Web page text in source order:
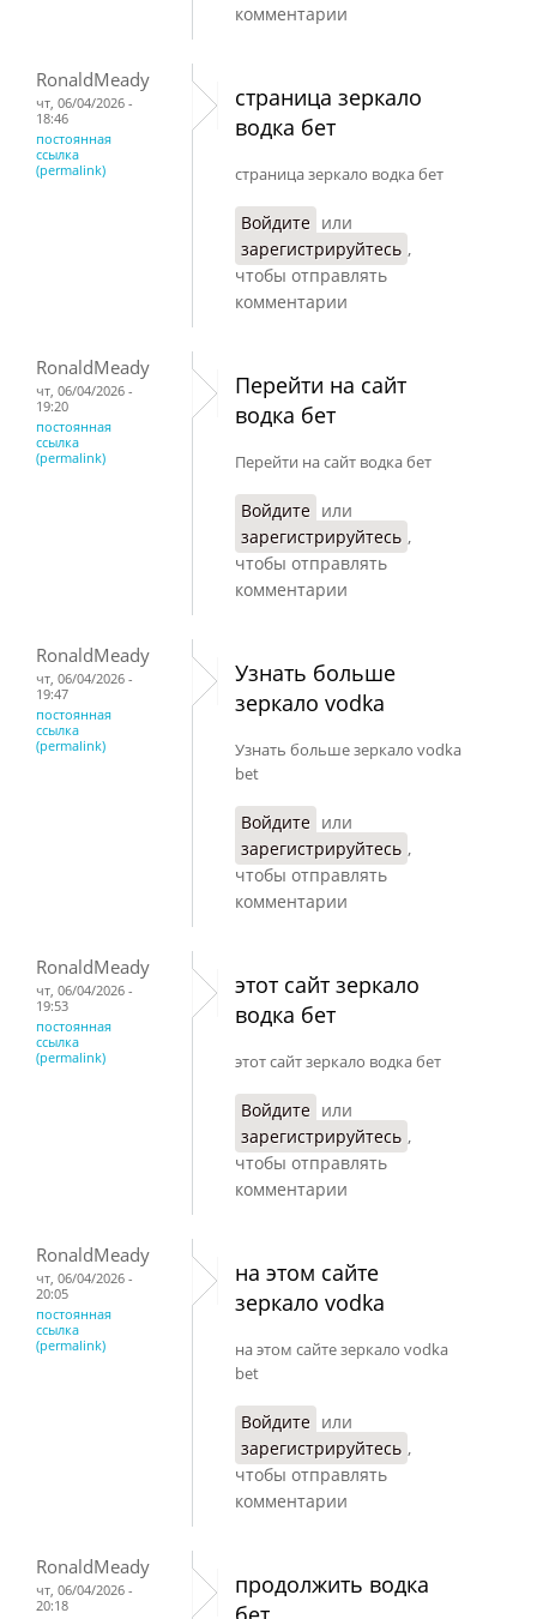
комментарии
RonaldMeady
чт, 06/04/2026 -
18:46
постоянная
ссылка
(permalink)
страница зеркало
водка бет
страница зеркало водка бет
Войдите или
зарегистрируйтесь ,
чтобы отправлять
комментарии
RonaldMeady
чт, 06/04/2026 -
19:20
постоянная
ссылка
(permalink)
Перейти на сайт
водка бет
Перейти на сайт водка бет
Войдите или
зарегистрируйтесь ,
чтобы отправлять
комментарии
RonaldMeady
чт, 06/04/2026 -
19:47
постоянная
ссылка
(permalink)
Узнать больше
зеркало vodka
Узнать больше зеркало vodka
bet
Войдите или
зарегистрируйтесь ,
чтобы отправлять
комментарии
RonaldMeady
чт, 06/04/2026 -
19:53
постоянная
ссылка
(permalink)
этот сайт зеркало
водка бет
этот сайт зеркало водка бет
Войдите или
зарегистрируйтесь ,
чтобы отправлять
комментарии
RonaldMeady
чт, 06/04/2026 -
20:05
постоянная
ссылка
(permalink)
на этом сайте
зеркало vodka
на этом сайте зеркало vodka
bet
Войдите или
зарегистрируйтесь ,
чтобы отправлять
комментарии
RonaldMeady
чт, 06/04/2026 -
20:18
продолжить водка